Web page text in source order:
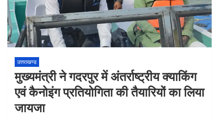
उत्तराखण्ड
मुख्यमंत्री ने गदरपुर में अंतर्राष्ट्रीय क्याकिंग
एवं कैनोइंग प्रतियोगिता की तैयारियों का लिया
जायजा